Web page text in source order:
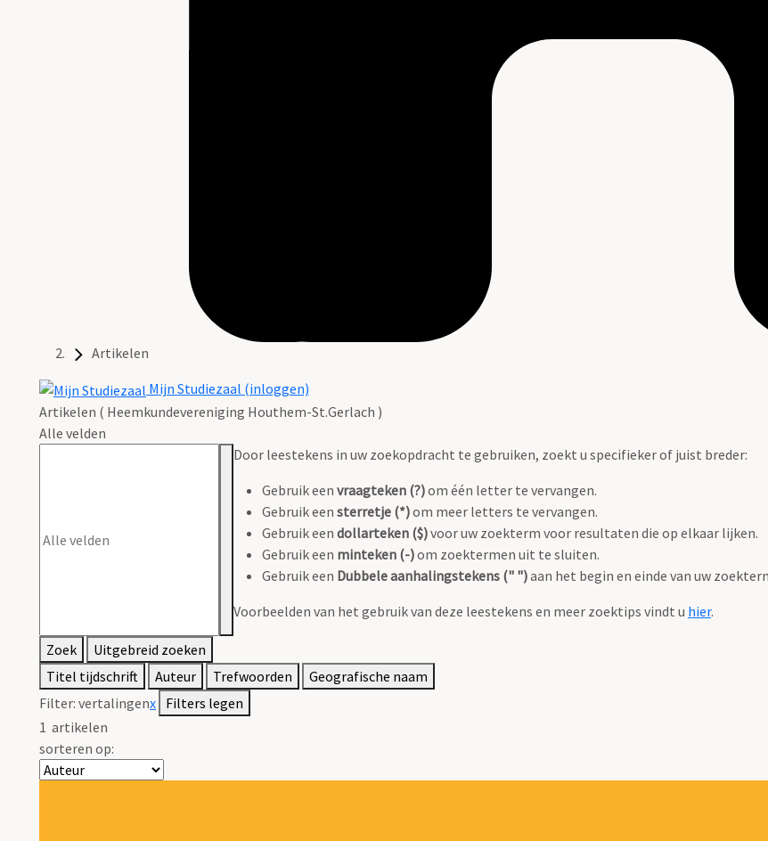
Artikelen
Mijn Studiezaal (inloggen)
Artikelen ( Heemkundevereniging Houthem-St.Gerlach )
Alle velden
Door leestekens in uw zoekopdracht te gebruiken, zoekt u specifieker of juist breder:
Gebruik een vraagteken (?)om één letter te vervangen.
Gebruik een sterretje (*)om meer letters te vervangen.
Gebruik een dollarteken ($)voor uw zoekterm voor resultaten die op elkaar lijken.
Gebruik een minteken (-)om zoektermen uit te sluiten.
Gebruik een Dubbele aanhalingstekens (" ")aan het begin en einde van uw
Voorbeelden van het gebruik van deze leestekens en meer zoektips vindt u hier.
Zoek
Uitgebreid zoeken
Titel tijdschrift
Auteur Trefwoorden
Geografische naam
Filter: vertalingenx Filters legen
1 artikelen
sorteren op: